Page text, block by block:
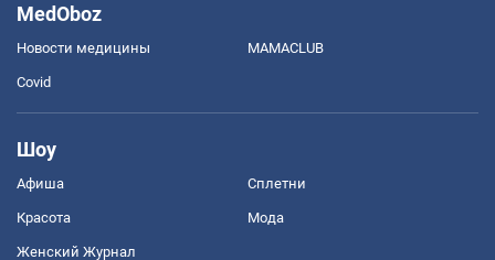
MedOboz
Новости медицины MAMACLUB
Covid
Шоу
Афиша Сплетни
Красота Мода
Женский Журнал